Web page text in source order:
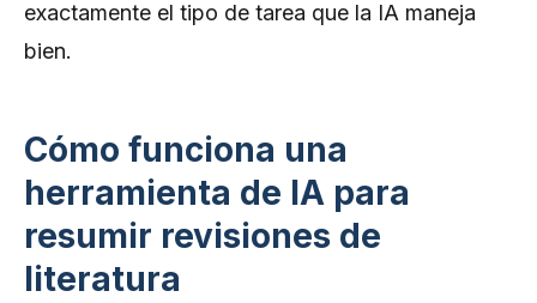
exactamente el tipo de tarea que la IA maneja
bien.
Cómo funciona una
herramienta de IA para
resumir revisiones de
literatura